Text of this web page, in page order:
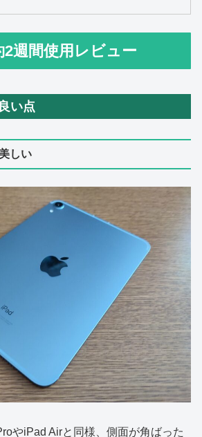
週間使用レビュー
い点
しい
やiPad Airと同様、側面が角ばった